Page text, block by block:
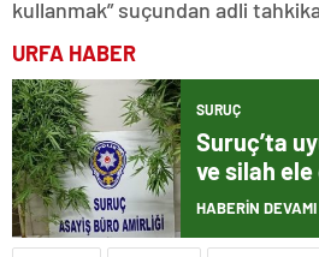
kullanmak” suçundan adli
URFA HABER
SURUÇ
Suruç’ta
ve silah
HABERİN DEVAMI